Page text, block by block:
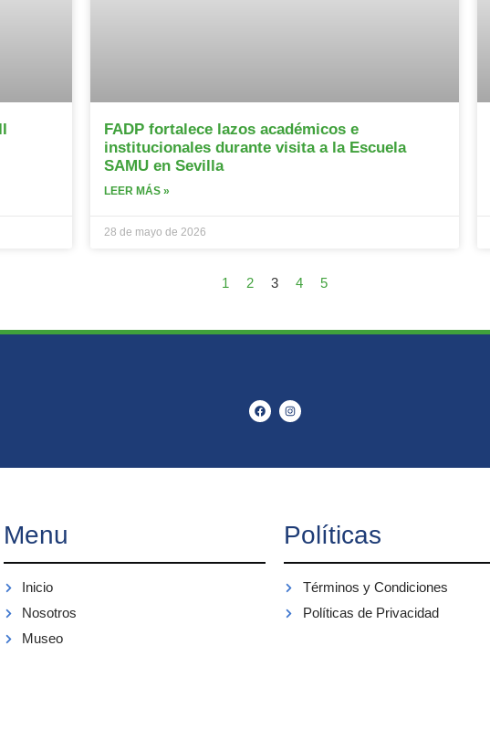
FADP fortalece lazos académicos e
institucionales durante visita a la Escuela
SAMU en Sevilla
LEER MÁS »
28 de mayo de 2026
1 2 3 4 5
Menu
Inicio
Nosotros
Museo
Políticas
Términos y Condiciones
Políticas de Privacidad